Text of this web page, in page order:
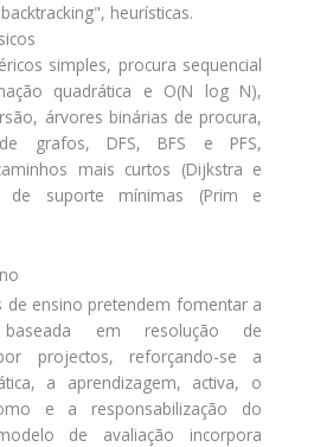
heurísticas.
simples, procura sequencial
quadrática e O(N log N),
árvores binárias de procura,
de grafos, DFS, BFS e PFS,
mais curtos (Dijkstra e
de suporte mínimas (Prim e
de ensino pretendem fomentar a
baseada em resolução de
projectos, reforçando-se a
a aprendizagem, activa, o
e a responsabilização do
de avaliação incorpora